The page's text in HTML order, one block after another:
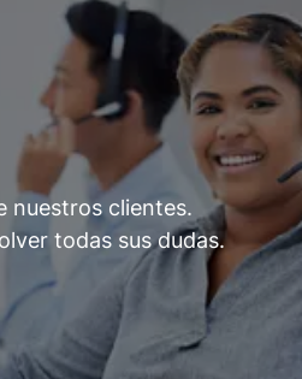
nuestros clientes.
todas sus dudas.